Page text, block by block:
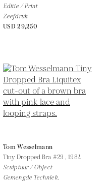
Editie / Print
Zeefdruk
USD 29,250
Tom Wesselmann
Tiny Dropped Bra #29 ,1984
Sculptuur / Object
Gemengde Techniek.